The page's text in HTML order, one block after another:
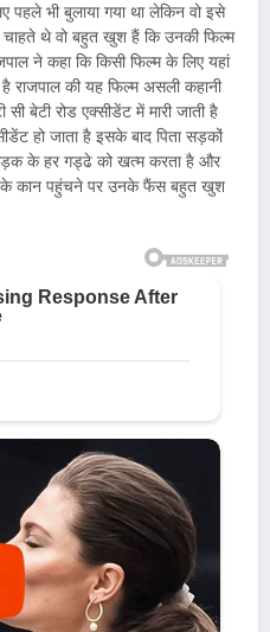
पहले भी बुलाया गया था लेकिन वो इसे
थे वो बहुत खुश हैं कि उनकी फिल्म
ने कहा कि किसी फिल्म के लिए यहां
है राजपाल की यह फिल्म असली कहानी
बेटी रोड एक्सीडेंट में मारी जाती है
हो जाता है इसके बाद पिता सड़कों
के हर गड्ढे को खत्म करता है और
के कान पहुंचने पर उनके फैंस बहुत खुश